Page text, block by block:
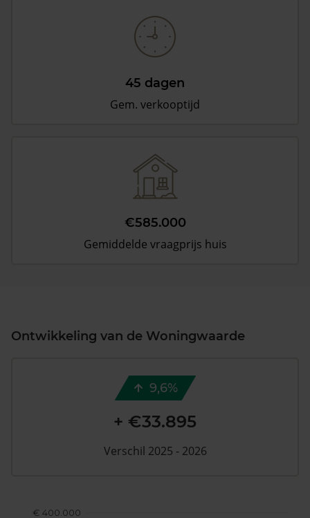
45 dagen
Gem. verkooptijd
€585.000
Gemiddelde vraagprijs huis
Ontwikkeling van de Woningwaarde
€ 400.000
9,6%
+ €33.895
Verschil 2025 - 2026